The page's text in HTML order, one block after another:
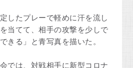
したプレーで軽めに汗を流し
当てて、相手の攻撃を少しで
きる」と青写真を描いた。
では、対戦相手に新型コロナ